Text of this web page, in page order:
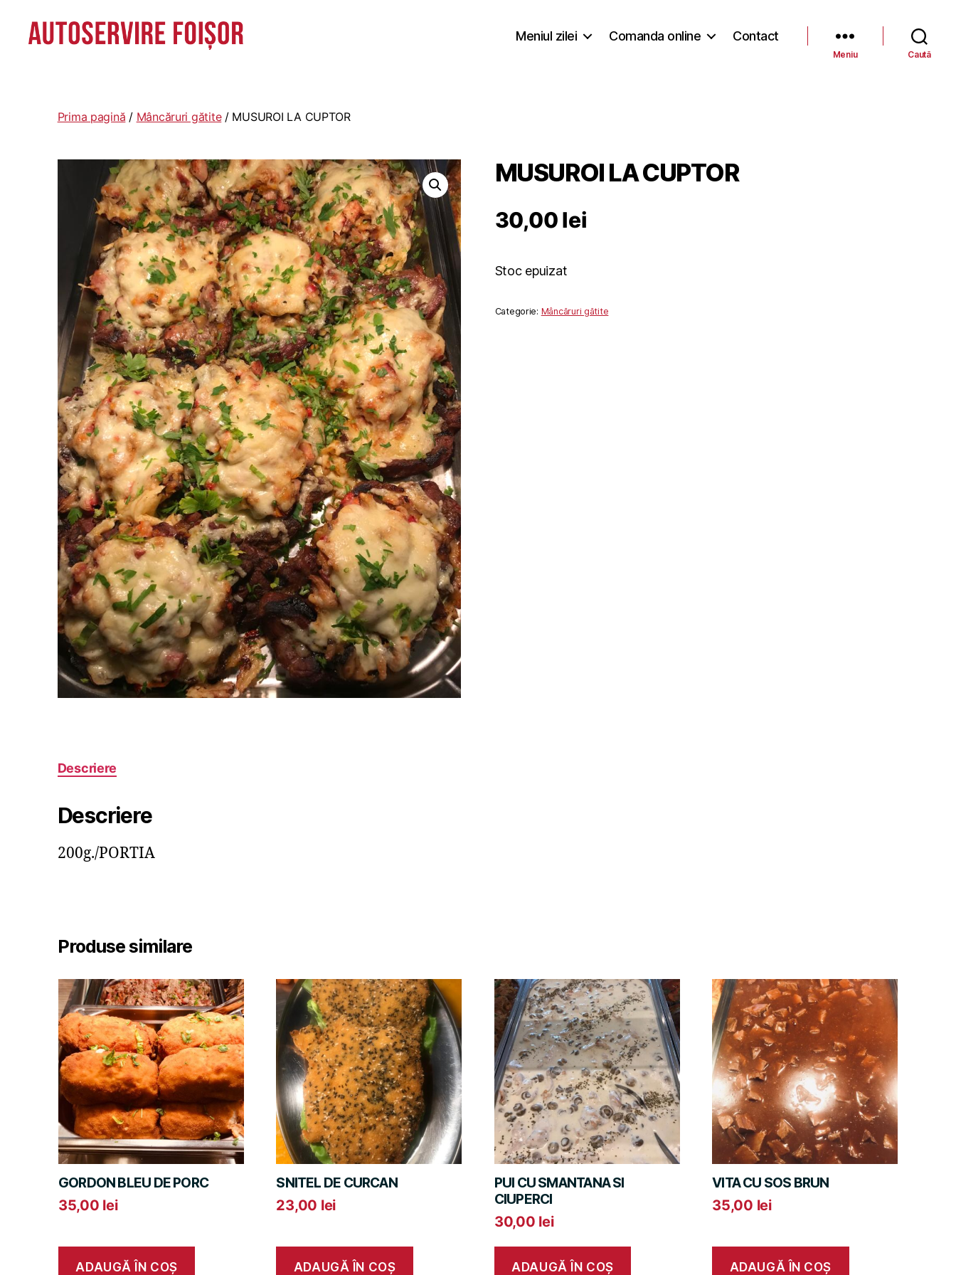
Lascăr
Meniul zilei Comanda online Contact
Meniu Caută
Prima pagină / Mâncăruri gătite/ MUSUROI LA CUPTOR
MUSUROI LA CUPTOR
30,00lei
Stoc epuizat
Categorie: Mâncăruri gătite
Descriere
Descriere
200g./PORTIA
Produse similare
GORDON BLEU DE PORC
35,00 lei
ADAUGĂ ÎN COȘ
SNITEL DE CURCAN
23,00 lei
ADAUGĂ ÎN COȘ
PUI CU SMANTANA SI
CIUPERCI
30,00 lei
ADAUGĂ ÎN COȘ
VITA CU SOS BRUN
35,00 lei
ADAUGĂ ÎN COȘ